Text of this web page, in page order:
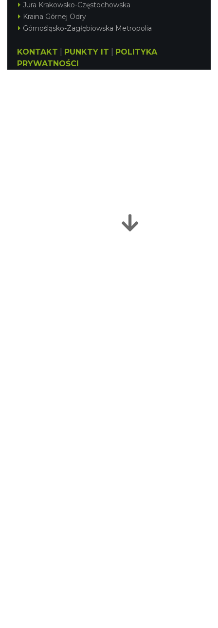
Jura Krakowsko-Częstochowska
Kraina Górnej Odry
Górnośląsko-Zagłębiowska Metropolia
KONTAKT PUNKTY IT
POLITYKA
PRYWATNOŚCI